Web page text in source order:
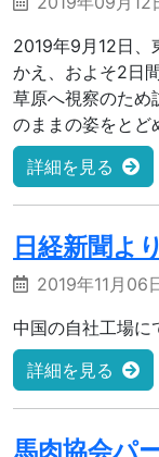
2019年9月12日、
かえ、およそ2日
草原へ視察のため
のままの姿をと
詳細を見る
日経新聞よ
2019年11月06
中国の自社工場に
詳細を見る
馬肉協会パ